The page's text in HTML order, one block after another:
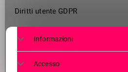
Diritti utente GDPR
Informazioni
Accesso